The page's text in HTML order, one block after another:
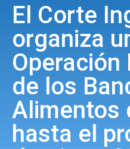
El Corte
organiza
Operación
de los
Alimentos
hasta el